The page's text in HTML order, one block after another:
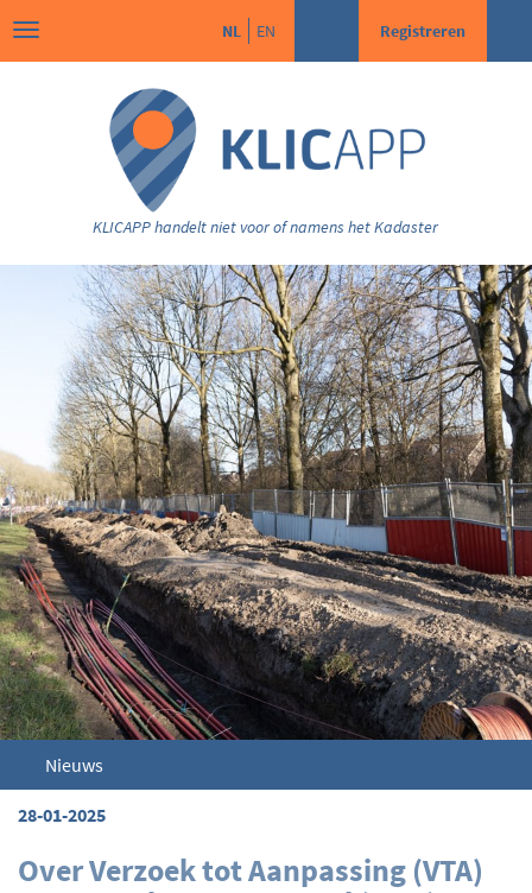
Registreren
NL EN
KLICAPP handelt niet voor of namens het Kadaster
Nieuws
28-01-2025
Over Verzoek tot Aanpassing (VTA)